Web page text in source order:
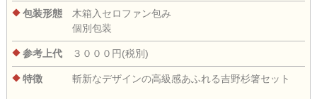
包装形態
木箱入セロファン包み
個別包装
参考上代 ３０００円(税別)
特徴 斬新なデザインの高級感あふれる吉野杉箸セット